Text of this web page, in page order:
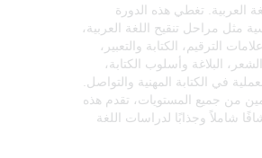
العربية. تغطي هذه الدورة
مثل مراحل تنقيح اللغة العربية،
الترقيم، الكتابة والتعبير،
البلاغة وأسلوب الكتابة،
في الكتابة المهنية والتواصل.
من جميع المستويات، تقدم هذه
شاملاً وجذابًا لدراسات اللغة